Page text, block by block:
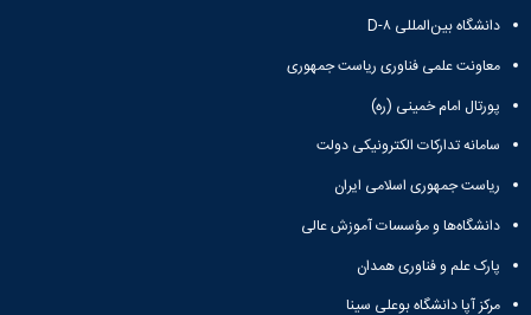
دانشگاه بین‌المللی D-۸
معاونت علمی فناوری ریاست جمهوری
پورتال امام خمینی (ره)
سامانه تدارکات الکترونیکی دولت
ریاست جمهوری اسلامی ایران
دانشگاه‌ها و مؤسسات آموزش عالی
پارک علم و فناوری همدان
مرکز آپا دانشگاه بوعلی سینا